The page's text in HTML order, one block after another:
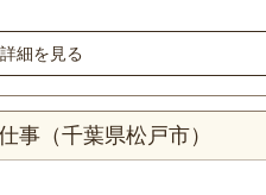
細を見る
事（千葉県松戸市）